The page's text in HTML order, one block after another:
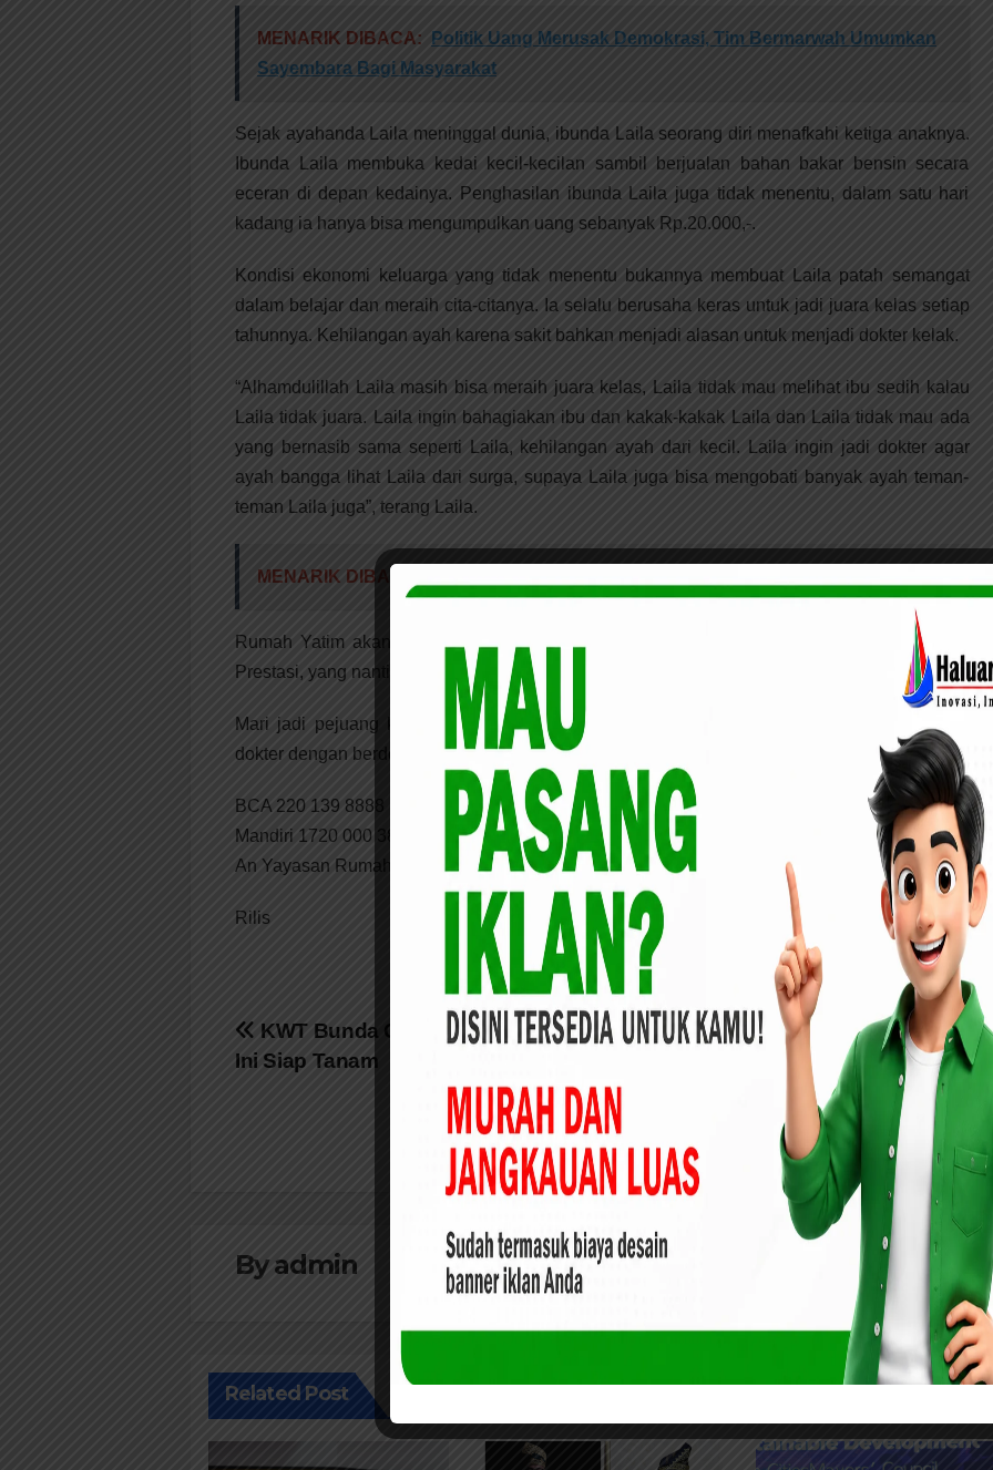
MENARIK DIBACA:
Politik Uang Merusak Demokrasi, Tim Bermarwah Umumkan
Sayembara Bagi Masyarakat
Sejak ayahanda Laila meninggal dunia, ibunda Laila seorang diri menafkahi ketiga anaknya.
Ibunda Laila membuka kedai kecil-kecilan sambil berjualan bahan bakar bensin secara
eceran di depan kedainya. Penghasilan ibunda Laila juga tidak menentu, dalam satu hari
kadang ia hanya bisa mengumpulkan uang sebanyak Rp.20.000,-.
Kondisi ekonomi keluarga yang tidak menentu bukannya membuat Laila patah semangat
dalam belajar dan meraih cita-citanya. Ia selalu berusaha keras untuk jadi juara kelas setiap
tahunnya. Kehilangan ayah karena sakit bahkan menjadi alasan untuk menjadi dokter kelak.
“Alhamdulillah Laila masih bisa meraih juara kelas, Laila tidak mau melihat ibu sedih kalau
Laila tidak juara. Laila ingin bahagiakan ibu dan kakak-kakak Laila dan Laila tidak mau ada
yang bernasib sama seperti Laila, kehilangan ayah dari kecil. Laila ingin jadi dokter agar
ayah bangga lihat Laila dari surga, supaya Laila juga bisa mengobati banyak ayah teman-
teman Laila juga”, terang Laila.
MENARIK DIBACA:
Rumah Yatim akan terus mendukung pendidikan Laila lewat program bantuan ATM Yatim
Prestasi, yang nantinya bisa Laila gunakan untuk memenuhi biaya keperluan sekolahnya.
Mari jadi pejuang kebaikan dan bantu Rumah Yatim untuk penuhi cita-cita Laila menjadi
dokter dengan berdonasi ke No. Rekening :
BCA 220 139 8888
Mandiri 1720 000 384 125
An Yayasan Rumah Yatim Arrohman
Rilis
Navigasi
pos
RDP Komisi II Dengan Disperindag,
Komisi II Minta Penambahan
Anggaran APBD P 2020 Rp 1,08
Miliar
KWT Bunda Ceria Targetkan Bulan
Ini Siap Tanam
Byadmin
Related Post